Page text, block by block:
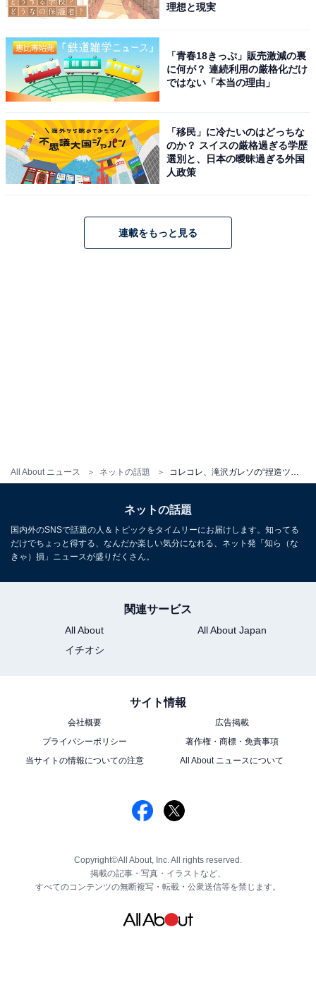
All About ニュース ネットの話題 コレコレ、滝沢ガレソの“捏造ツイート”を告発！ ガレソ「ヒカルさんの息は、本当は薔薇の香り」と訂正＆謝罪
理想と現実
「青春18きっぷ」販売激減の裏
に何が？ 連続利用の厳格化だけ
ではない「本当の理由」
「移民」に冷たいのはどっちな
のか？ スイスの厳格過ぎる学歴
選別と、日本の曖昧過ぎる外国
人政策
連載をもっと見る
ネットの話題
国内外のSNSで話題の人＆トピックをタイムリーにお届けします。知ってる
だけでちょっと得する、なんだか楽しい気分になれる、ネット発「知ら（な
きゃ）損」ニュースが盛りだくさん。
関連サービス
All About
All About Japan
イチオシ
サイト情報
会社概要
広告掲載
プライバシーポリシー
著作権・商標・免責事項
当サイトの情報についての注意
All About ニュースについて
Copyright©All About, Inc. All rights reserved.
掲載の記事・写真・イラストなど、
すべてのコンテンツの無断複写・転載・公衆送信等を禁じます。